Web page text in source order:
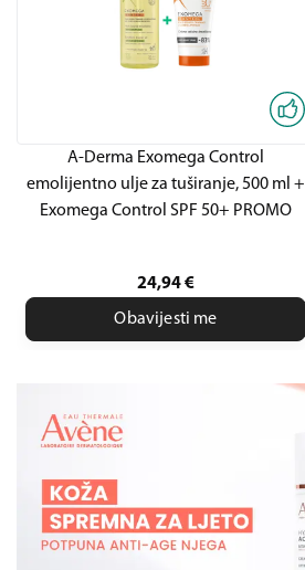
A-Derma Exomega Control
emolijentno ulje za tuširanje, 500 ml +
Exomega Control SPF 50+ PROMO
24,94€
Obavijesti me